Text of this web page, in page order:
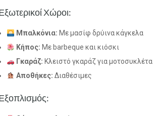
Χώροι:
Μπαλκόνια: Με μασίφ δρύινα κάγκελα
Κήπος: Με barbeque και κιόσκι
Γκαράζ: Κλειστό γκαράζ για μοτοσυκλέτα
Αποθήκες: Διαθέσιμες